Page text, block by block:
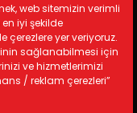
web sitemizin verimli
iyi şekilde
yer veriyoruz.
sağlanabilmesi için
ve hizmetlerimizi
/ reklam çerezleri”